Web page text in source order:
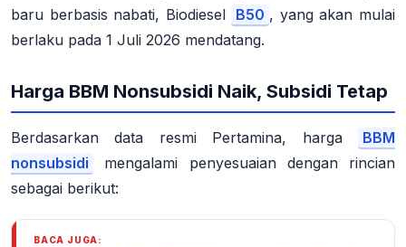
baru berbasis nabati, Biodiesel B50 , yang akan mulai
berlaku pada 1 Juli 2026 mendatang.
Harga BBM Nonsubsidi Naik, Subsidi Tetap
Berdasarkan data resmi Pertamina, harga
BBM
nonsubsidi
mengalami penyesuaian dengan rincian
sebagai berikut:
BACA JUGA: